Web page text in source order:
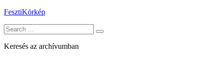
Skip
content
FesztiKörkép
Search
for:
Keresés az archívumban